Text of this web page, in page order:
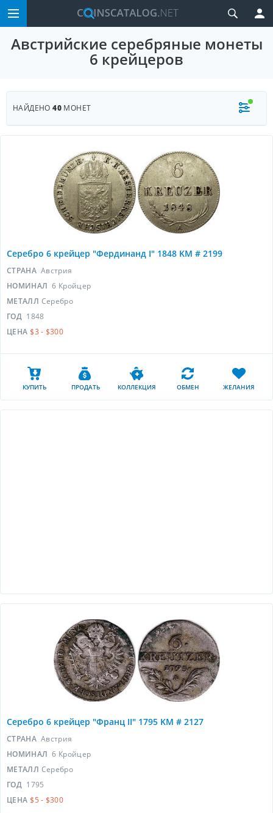
Австрийские серебряные монеты
6 крейцеров
НАЙДЕНО40 МОНЕТ
Серебро 6 крейцер "Фердинанд I" 1848 KM # 2199
СТРАНА Австрия
НОМИНАЛ 6 Кройцер
МЕТАЛЛ Серебро
ГОД 1848
ЦЕНА $3 - $300
КУПИТЬ ПРОДАТЬ КОЛЛЕКЦИЯ ОБМЕН ЖЕЛАНИЯ
Серебро 6 крейцер "Франц II" 1795 KM # 2127
СТРАНА Австрия
НОМИНАЛ 6 Кройцер
МЕТАЛЛ Серебро
ГОД 1795
ЦЕНА $5 - $300